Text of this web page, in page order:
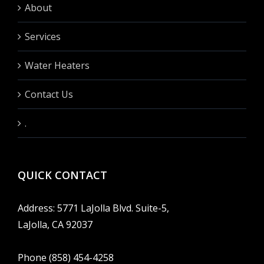
About
Services
Water Heaters
Contact Us
.
QUICK CONTACT
Address: 5771 LaJolla Blvd. Suite-5,
LaJolla, CA 92037
Phone (858) 454-4258